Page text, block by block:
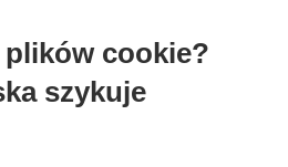
cookie?
szykuje